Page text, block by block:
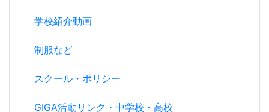
学校紹介動画
制服など
スクール・ポリシー
GIGA活動リンク・中学校・高校